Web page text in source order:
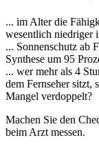
... im Alter die
wesentlich niedriger
... Sonnenschutz ab
Synthese um 95
... wer mehr als 4
dem Fernseher
Mangel verdoppelt?
Machen Sie den
beim Arzt messen.